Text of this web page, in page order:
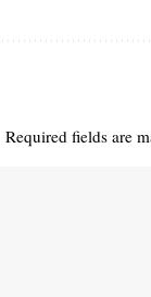
Required fields are